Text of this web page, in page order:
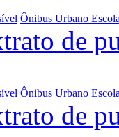
Ônibus Urbano
de
Ônibus Urbano
de